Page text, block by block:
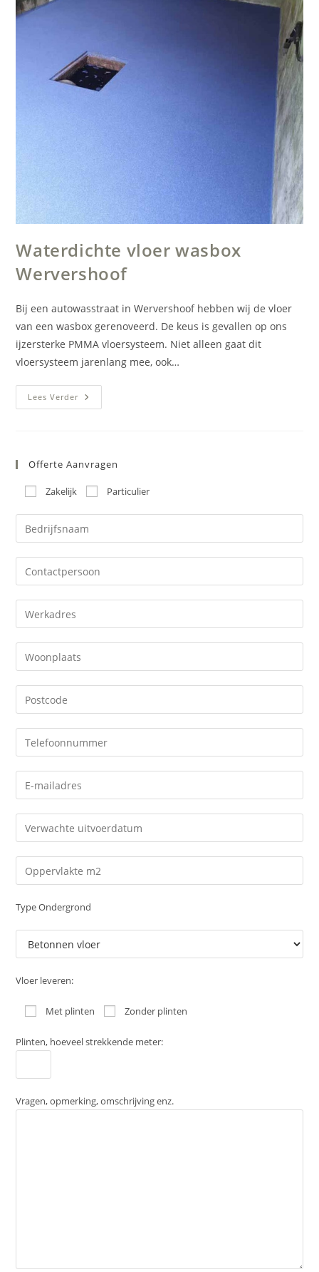
Waterdichte vloer wasbox
Wervershoof
Bij een autowasstraat in Wervershoof hebben wij de vloer
van een wasbox gerenoveerd. De keus is gevallen op ons
ijzersterke PMMA vloersysteem. Niet alleen gaat dit
vloersysteem jarenlang mee, ook…
Lees VerderWaterdichte
Vloer
Offerte Aanvragen
Zakelijk Particulier
Type Ondergrond
Vloer leveren:
Met plinten Zonder plinten
Plinten, hoeveel strekkende meter:
Vragen, opmerking, omschrijving enz.